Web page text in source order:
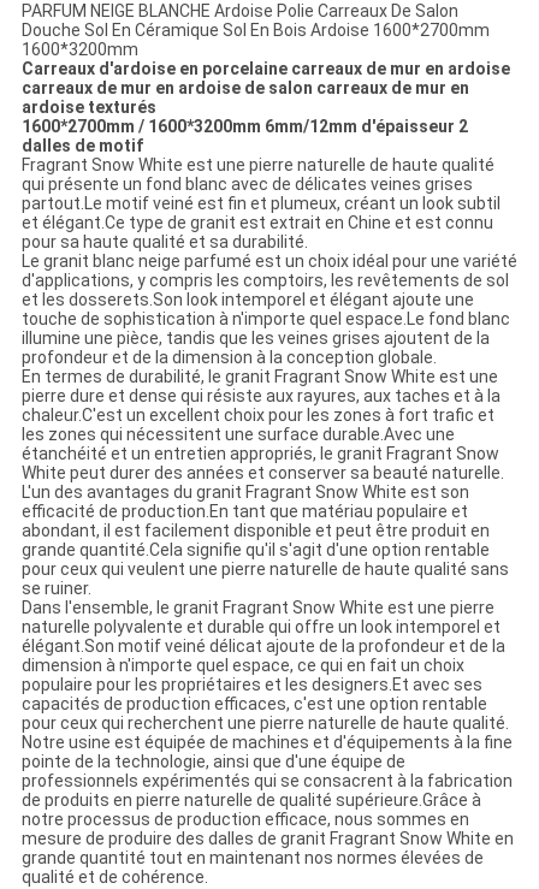
PARFUM NEIGE BLANCHE Ardoise Polie Carreaux De Salon
Douche Sol En Céramique Sol En Bois Ardoise 1600*2700mm
1600*3200mm
Carreaux d'ardoise en porcelaine carreaux de mur en ardoise
carreaux de mur en ardoise de salon carreaux de mur en
ardoise texturés
1600*2700mm / 1600*3200mm 6mm/12mm d'épaisseur 2
dalles de motif
Fragrant Snow White est une pierre naturelle de haute qualité
qui présente un fond blanc avec de délicates veines grises
partout.Le motif veiné est fin et plumeux, créant un look subtil
et élégant.Ce type de granit est extrait en Chine et est connu
pour sa haute qualité et sa durabilité.
Le granit blanc neige parfumé est un choix idéal pour une variété
d'applications, y compris les comptoirs, les revêtements de sol
et les dosserets.Son look intemporel et élégant ajoute une
touche de sophistication à n'importe quel espace.Le fond blanc
illumine une pièce, tandis que les veines grises ajoutent de la
profondeur et de la dimension à la conception globale.
En termes de durabilité, le granit Fragrant Snow White est une
pierre dure et dense qui résiste aux rayures, aux taches et à la
chaleur.C'est un excellent choix pour les zones à fort trafic et
les zones qui nécessitent une surface durable.Avec une
étanchéité et un entretien appropriés, le granit Fragrant Snow
White peut durer des années et conserver sa beauté naturelle.
L'un des avantages du granit Fragrant Snow White est son
efficacité de production.En tant que matériau populaire et
abondant, il est facilement disponible et peut être produit en
grande quantité.Cela signifie qu'il s'agit d'une option rentable
pour ceux qui veulent une pierre naturelle de haute qualité sans
se ruiner.
Dans l'ensemble, le granit Fragrant Snow White est une pierre
naturelle polyvalente et durable qui offre un look intemporel et
élégant.Son motif veiné délicat ajoute de la profondeur et de la
dimension à n'importe quel espace, ce qui en fait un choix
populaire pour les propriétaires et les designers.Et avec ses
capacités de production efficaces, c'est une option rentable
pour ceux qui recherchent une pierre naturelle de haute qualité.
Notre usine est équipée de machines et d'équipements à la fine
pointe de la technologie, ainsi que d'une équipe de
professionnels expérimentés qui se consacrent à la fabrication
de produits en pierre naturelle de qualité supérieure.Grâce à
notre processus de production efficace, nous sommes en
mesure de produire des dalles de granit Fragrant Snow White en
grande quantité tout en maintenant nos normes élevées de
qualité et de cohérence.